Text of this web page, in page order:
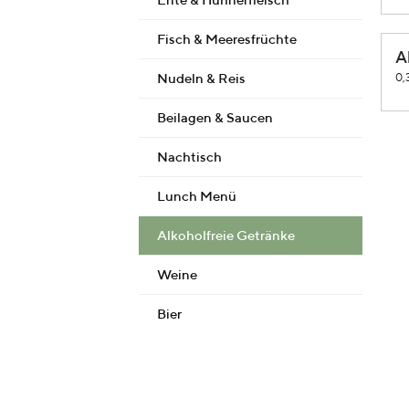
Fisch & Meeresfrüchte
Nudeln & Reis
Beilagen & Saucen
Nachtisch
Lunch Menü
Alkoholfreie Getränke
Weine
Bier